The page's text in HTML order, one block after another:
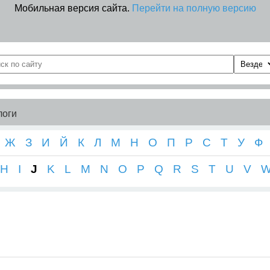
Мобильная версия сайта. Перейти на полную версию
Ж З И Й К Л М Н О П Р С Т У Ф
H I J K L M N O P Q R S T U V